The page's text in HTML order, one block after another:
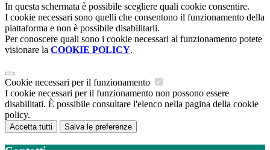
In questa schermata è possibile scegliere quali cookie consentire.
I cookie necessari sono quelli che consentono il funzionamento della
piattaforma e non è possibile disabilitarli.
Per conoscere quali sono i cookie necessari al funzionamento potete
visionare la COOKIE POLICY.
Cookie necessari per il funzionamento
I cookie necessari per il funzionamento non possono essere
disabilitati. È possibile consultare l'elenco nella pagina della cookie
policy.
Accetta tutti Salva le preferenze